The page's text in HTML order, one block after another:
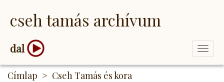
cseh tamás archívum
dal
Címlap
Cseh Tamás és kora